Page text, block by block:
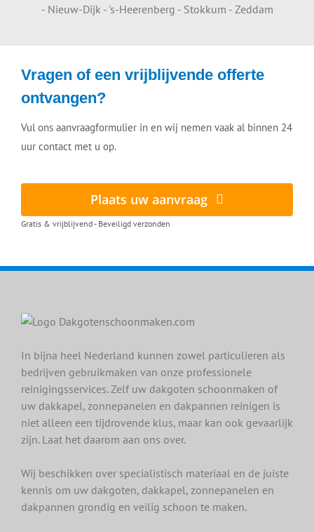
- Nieuw-Dijk - 's-Heerenberg - Stokkum - Zeddam
Vragen of een vrijblijvende offerte
ontvangen?
Vul ons aanvraagformulier in en wij nemen vaak al binnen 24
uur contact met u op.
Plaats uw aanvraag
Gratis & vrijblijvend - Beveiligd verzonden
In bijna heel Nederland kunnen zowel particulieren als
bedrijven gebruikmaken van onze professionele
reinigingsservices. Zelf uw dakgoten schoonmaken of
uw dakkapel, zonnepanelen en dakpannen reinigen is
niet alleen een tijdrovende klus, maar kan ook gevaarlijk
zijn. Laat het daarom aan ons over.
Wij beschikken over specialistisch materiaal en de juiste
kennis om uw dakgoten, dakkapel, zonnepanelen en
dakpannen grondig en veilig schoon te maken.